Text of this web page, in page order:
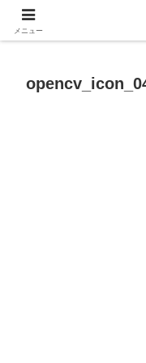
試して、見
メニュー